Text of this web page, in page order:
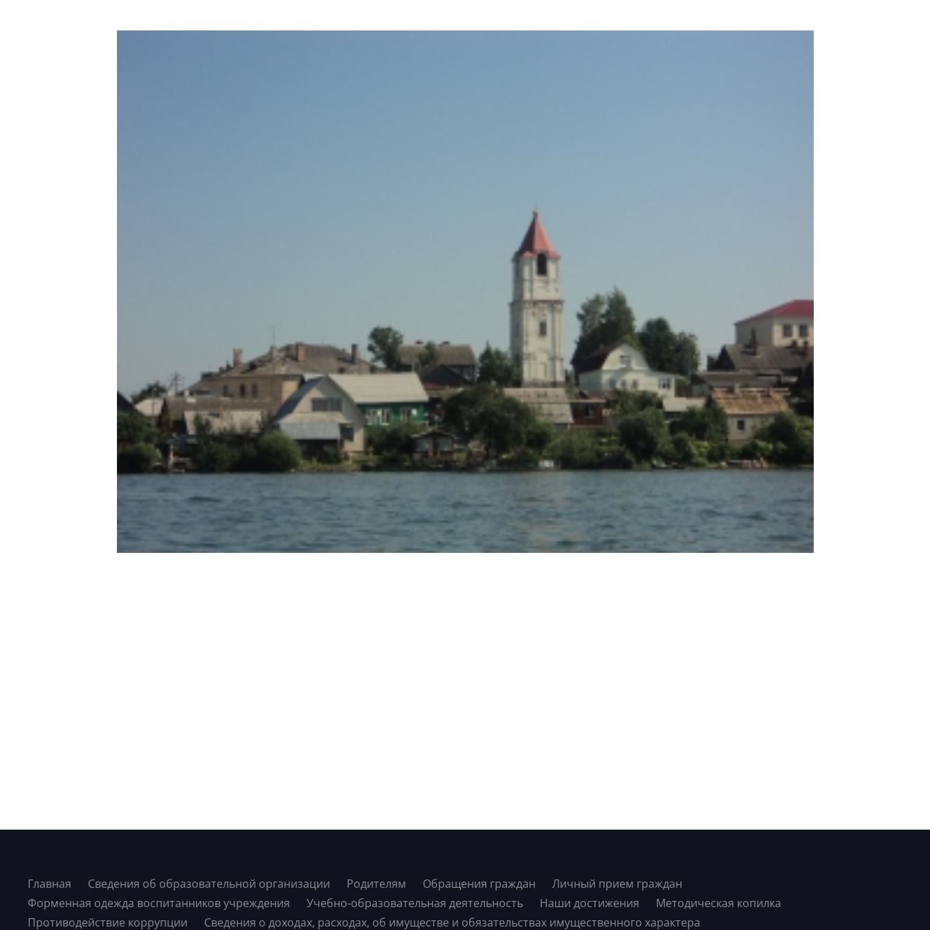
Главная Сведения об образовательной организации Родителям Обращения граждан
Личный прием граждан
Форменная одежда воспитанников учреждения
Учебно-образовательная деятельность Наши достижения
Методическая копилка
Противодействие коррупции
Сведения о доходах, расходах, об имуществе и обязательствах имущественного характера